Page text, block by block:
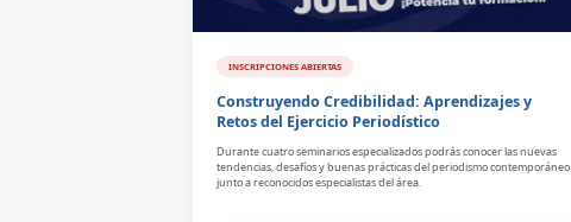
INSCRIPCIONES ABIERTAS
Construyendo Credibilidad: Aprendizajes y
Retos del Ejercicio Periodístico
Durante cuatro seminarios especializados podrás conocer las nuevas
tendencias, desafíos y buenas prácticas del periodismo contemporáneo
junto a reconocidos especialistas del área.